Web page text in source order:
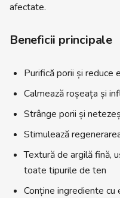
afectate.
Beneficii principale
Purifică porii și reduce
Calmează roșeața și
Strânge porii și
Stimulează
Textură de argilă fină,
toate tipurile de ten
Conține ingrediente